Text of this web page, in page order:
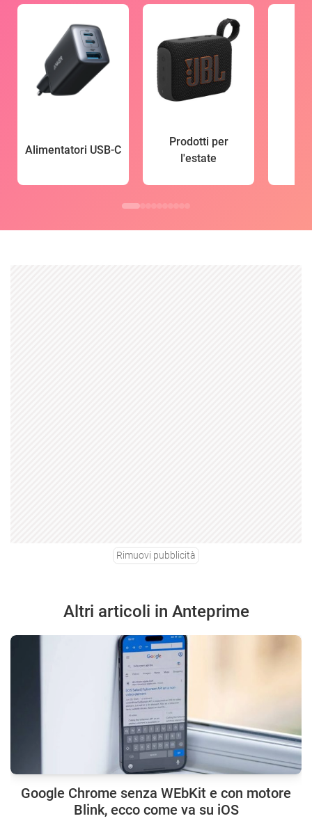
Alimentatori USB-C
Prodotti per
l'estate
Rimuovi pubblicità
Altri articoli in Anteprime
Google Chrome senza WEbKit e con motore
Blink, ecco come va su iOS